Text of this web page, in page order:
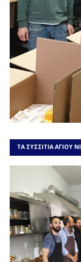
ΤΑ ΣΥΣΣΙΤΙΑ ΑΓΙΟΥ